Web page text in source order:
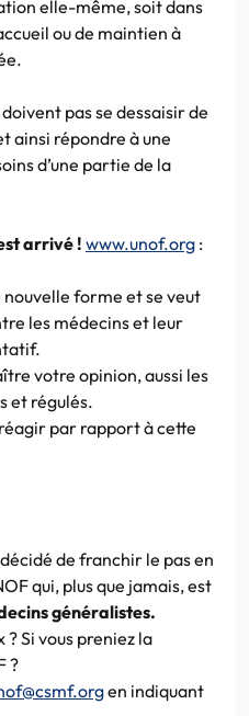
elle-même, soit dans
ou de maintien à
pas se dessaisir de
ainsi répondre à une
d’une partie de la
arrivé ! www.unof.org :
nouvelle forme et se veut
les médecins et leur
votre opinion, aussi les
et régulés.
par rapport à cette
de franchir le pas en
qui, plus que jamais, est
généralistes.
? Si vous preniez la
?
en indiquant